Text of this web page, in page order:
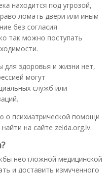
находится под угрозой,
ломать двери или иным
без согласия
так можно поступать
для здоровья и жизни нет,
могут
служб или
психиатрической помощи
на сайте zelda.org.lv.
неотложной медицинской
и доставить измученного